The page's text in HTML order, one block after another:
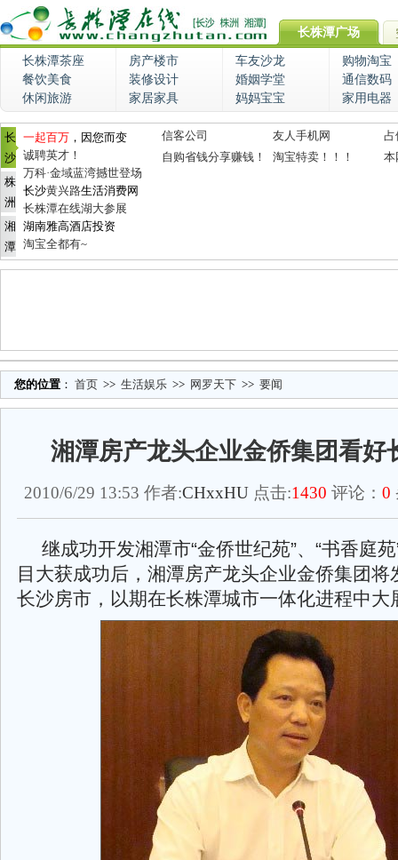
长株潭广场
长株潭茶座 房产楼市 车友沙龙
购物淘宝
餐饮美食
装修设计 婚姻学堂
通信数码
休闲旅游
家居家具 妈妈宝宝 家用电器
长
沙
株
洲
湘
潭
一起百万 ，因您而变
诚聘英才！
万科·金域蓝湾撼世登场
长沙黄兴路生活消费网
长株潭在线湖大参展
湖南雅高酒店投资
淘宝全都有~
信客公司 友人手机网
占
自购省钱分享赚钱！
淘宝特卖！！！ 本
您的位置 ： 首页 >> 生活娱乐 >> 网罗天下 >> 要闻
湘潭房产龙头企业金侨集团看好
2010/6/29 13:53 作者:CHxxHU点击:1430 评论： 0
继成功开发湘潭市“金侨世纪苑”、“书香庭
目大获成功后，湘潭房产龙头企业金侨集团将
长沙房市，以期在长株潭城市一体化进程中大